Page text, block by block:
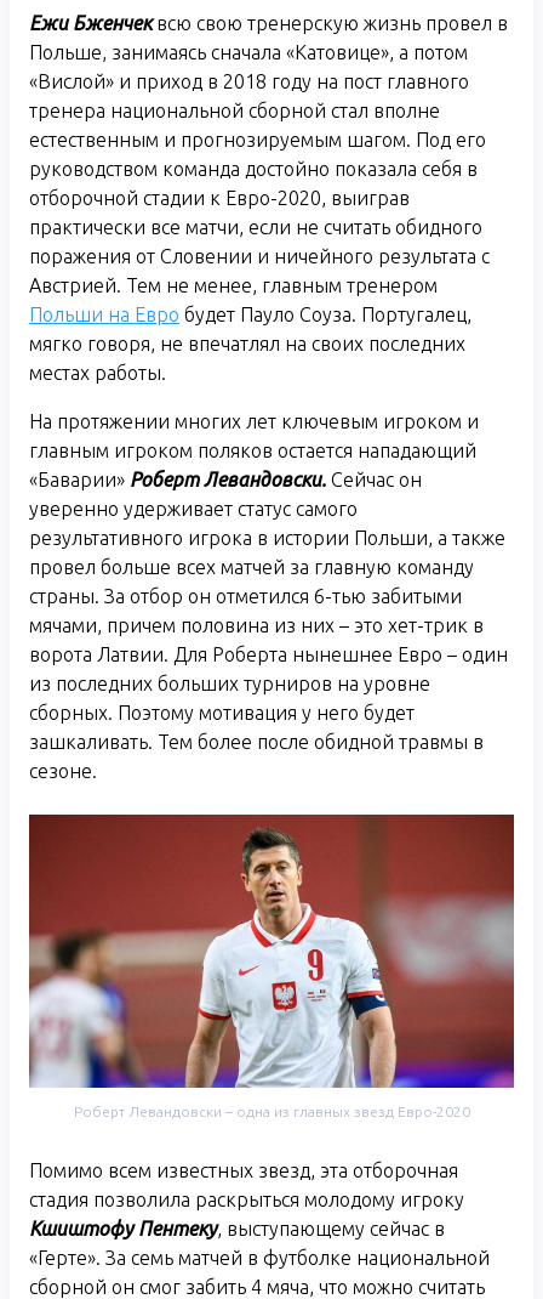
Ежи Бженчеквсю свою тренерскую жизнь провел в
Польше, занимаясь сначала «Катовице», а потом
«Вислой» и приход в 2018 году на пост главного
тренера национальной сборной стал вполне
естественным и прогнозируемым шагом. Под его
руководством команда достойно показала себя в
отборочной стадии к Евро-2020, выиграв
практически все матчи, если не считать обидного
поражения от Словении и ничейного результата с
Австрией. Тем не менее, главным тренером
Польши на Евро будет Пауло Соуза. Португалец,
мягко говоря, не впечатлял на своих последних
местах работы.
На протяжении многих лет ключевым игроком и
главным игроком поляков остается нападающий
«Баварии» Роберт Левандовски. Сейчас он
уверенно удерживает статус самого
результативного игрока в истории Польши, а также
провел больше всех матчей за главную команду
страны. За отбор он отметился 6-тью забитыми
мячами, причем половина из них – это хет-трик в
ворота Латвии. Для Роберта нынешнее Евро – один
из последних больших турниров на уровне
сборных. Поэтому мотивация у него будет
зашкаливать. Тем более после обидной травмы в
сезоне.
Роберт Левандовски – одна из главных звезд Евро-2020
Помимо всем известных звезд, эта отборочная
стадия позволила раскрыться молодому игроку
Кшиштофу Пентеку, выступающему сейчас в
«Герте». За семь матчей в футболке национальной
сборной он смог забить 4 мяча, что можно считать